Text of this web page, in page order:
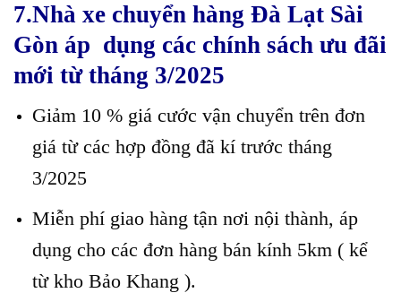
7.Nhà xe chuyển hàng Đà Lạt Sài
Gòn áp dụng các chính sách ưu đãi
mới từ tháng 3/2025
Giảm 10 % giá cước vận chuyển trên đơn
giá từ các hợp đồng đã kí trước tháng
3/2025
Miễn phí giao hàng tận nơi nội thành, áp
dụng cho các đơn hàng bán kính 5km ( kể
từ kho Bảo Khang ).